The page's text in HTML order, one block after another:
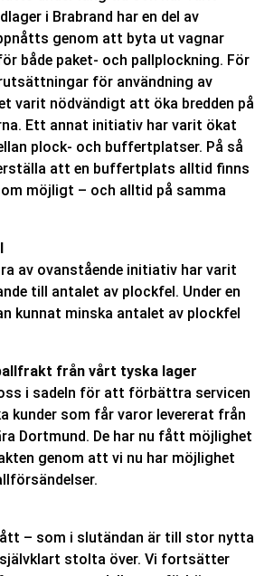
i Brabrand har en del av
genom att byta ut vagnar
både paket- och pallplockning. För
för användning av
varit nödvändigt att öka bredden på
Ett annat initiativ har varit ökat
plock- och buffertplatser. På så
att en buffertplats alltid finns
möjligt – och alltid på samma
av ovanstående initiativ har varit
till antalet av plockfel. Under en
kunnat minska antalet av plockfel
från vårt tyska lager
i sadeln för att förbättra servicen
kunder som får varor levererat från
Dortmund. De har nu fått möjlighet
genom att vi nu har möjlighet
– som i slutändan är till stor nytta
stolta över. Vi fortsätter